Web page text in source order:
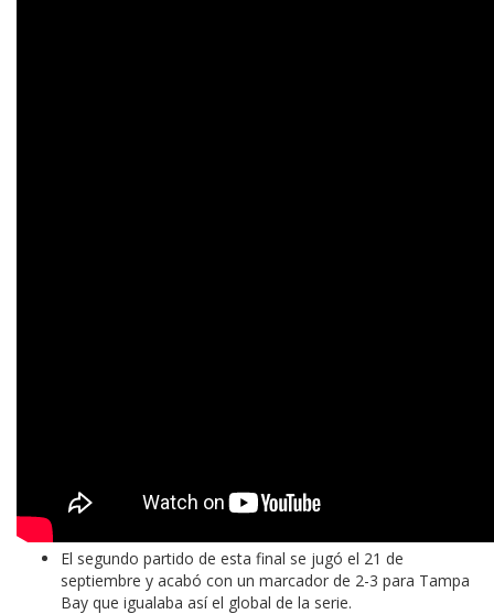
El segundo partido de esta final se jugó el 21 de
septiembre y acabó con un marcador de 2-3 para Tampa
Bay que igualaba así el global de la serie.